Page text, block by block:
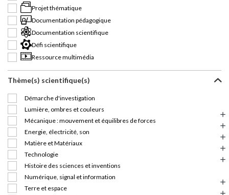
Projet thématique
Documentation pédagogique
Documentation scientifique
Défi scientifique
Ressource multimédia
Thème(s) scientifique(s)
Démarche d'investigation
Lumière, ombres et couleurs
Mécanique : mouvement et équilibres de forces
Energie, électricité, son
Matière et Matériaux
Technologie
Histoire des sciences et inventions
Numérique, signal et information
Terre et espace